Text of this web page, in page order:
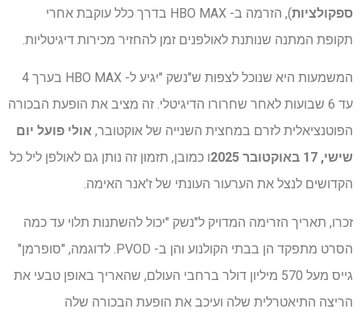
ספקולציות
), הזרמה ב- HBO MAX בדרך כלל עוקבת אחרי
תקופת המתנה שנותנת לאולפנים זמן להחזיר מכירות דיגיטליות.
המשמעות היא שנוכל לצפות ש"נשק "יגיע ל- HBO MAX בערך 4
עד 6 שבועות לאחר שחרורו הדיגיטלי. זה מציב את הופעת הבכורה
הפוטנציאלית לזרם במחצית השנייה של אוקטובר, אולי פועל יום
שישי, 17 באוקטובר 2025
ו כמובן, תזמון זה נותן גם לאולפן ליל כל
הקדושים לנצל את הערעור העונתי של ז'אנר האימה.
זכרו, תאריך הזרימה המדויק ל"נשק "יכול להשתנות תלוי עד כמה
הסרט מתפקד הן בבתי הקולנוע והן ב- PVOD. לדוגמה, "סופרמן"
גייס מעל 570 מיליון דולר ברחבי העולם, שהאריך באופן טבעי את
הריצה התיאטרלית שלה ועיכב את הופעת הבכורה שלה